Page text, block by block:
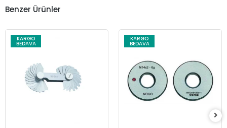
Benzer Ürünler
KARGO
BEDAVA
KARGO
BEDAVA